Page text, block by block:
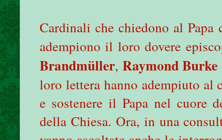
Cardinali che chiedono al Papa
adempiono il loro dovere
Brandmüller, Raymond Burke
loro lettera hanno adempiuto
e sostenere il Papa nel cuore
della Chiesa. Ora, in una